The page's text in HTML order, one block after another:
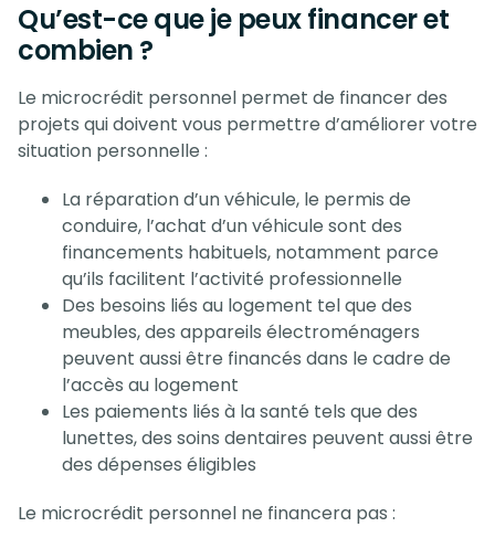
Qu’est-ce que je peux financer et
combien ?
Le microcrédit personnel permet de financer des
projets qui doivent vous permettre d’améliorer votre
situation personnelle :
La réparation d’un véhicule, le permis de
conduire, l’achat d’un véhicule sont des
financements habituels, notamment parce
qu’ils facilitent l’activité professionnelle
Des besoins liés au logement tel que des
meubles, des appareils électroménagers
peuvent aussi être financés dans le cadre de
l’accès au logement
Les paiements liés à la santé tels que des
lunettes, des soins dentaires peuvent aussi être
des dépenses éligibles
Le microcrédit personnel ne financera pas :